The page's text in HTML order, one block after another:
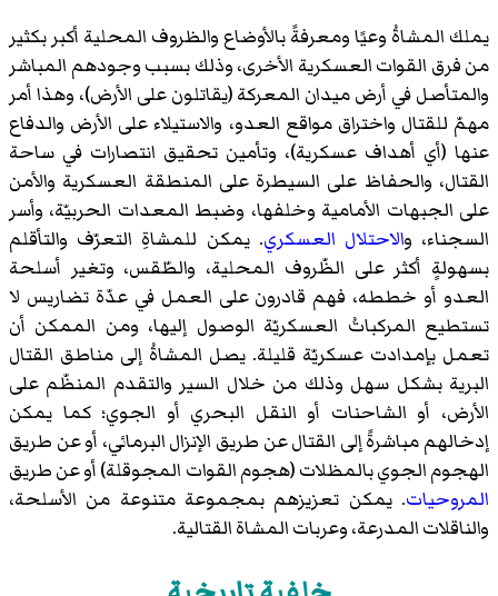
يملك المشاةُ وعيًا ومعرفةً بالأوضاع والظروف المحلية أكبر بكثير
من فرق القوات العسكرية الأخرى، وذلك بسبب وجودهم المباشر
والمتأصل في أرض ميدان المعركة (يقاتلون على الأرض)، وهذا أمر
مهمّ للقتال واختراق مواقع العدو، والاستيلاء على الأرض والدفاع
عنها (أي أهداف عسكرية)، وتأمين تحقيق انتصارات في ساحة
القتال، والحفاظ على السيطرة على المنطقة العسكرية والأمن
على الجبهات الأمامية وخلفها، وضبط المعدات الحربيّة، وأسر
السجناء، والاحتلال العسكري. يمكن للمشاةِ التعرّف والتأقلم
بسهولةٍ أكثر على الظّروف المحلية، والطّقس، وتغير أسلحة
العدو أو خططه، فهم قادرون على العمل في عدّة تضاريس لا
تستطيع المركباتُ العسكريّة الوصول إليها، ومن الممكن أن
تعمل بإمدادت عسكريّة قليلة. يصل المشاةُ إلى مناطق القتال
البرية بشكل سهل وذلك من خلال السير والتقدم المنظّم على
الأرض، أو الشاحنات أو النقل البحري أو الجوي؛ كما يمكن
إدخالهم مباشرةً إلى القتال عن طريق الإنزال البرمائي، أو عن طريق
الهجوم الجوي بالمظلات (هجوم القوات المجوقلة) أو عن طريق
المروحيات. يمكن تعزيزهم بمجموعة متنوعة من الأسلحة،
والناقلات المدرعة، وعربات المشاة القتالية.